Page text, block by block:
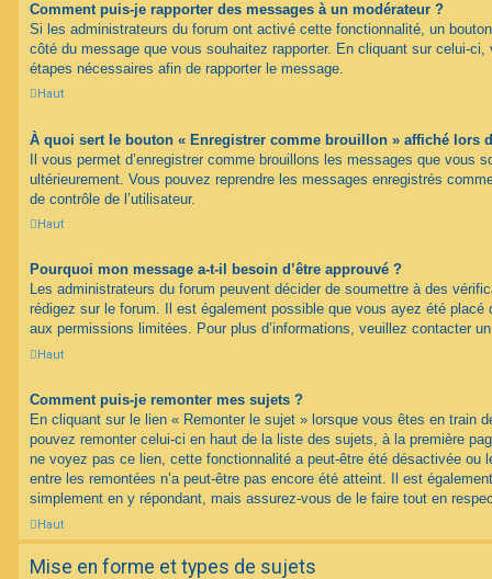
Comment puis-je rapporter des messages à un modérateur ?
Si les administrateurs du forum ont activé cette fonctionnalité, un
côté du message que vous souhaitez rapporter. En cliquant sur celui-
étapes nécessaires afin de rapporter le message.
Haut
À quoi sert le bouton « Enregistrer comme brouillon » affiché lors
Il vous permet d’enregistrer comme brouillons les messages que vous
ultérieurement. Vous pouvez reprendre les messages enregistrés
de contrôle de l’utilisateur.
Haut
Pourquoi mon message a-t-il besoin d’être approuvé ?
Les administrateurs du forum peuvent décider de soumettre à des
rédigez sur le forum. Il est également possible que vous ayez été placé
aux permissions limitées. Pour plus d’informations, veuillez contacter
Haut
Comment puis-je remonter mes sujets ?
En cliquant sur le lien « Remonter le sujet » lorsque vous êtes en train
pouvez remonter celui-ci en haut de la liste des sujets, à la première
ne voyez pas ce lien, cette fonctionnalité a peut-être été désactivée ou
entre les remontées n’a peut-être pas encore été atteint. Il est
simplement en y répondant, mais assurez-vous de le faire tout en
Haut
Mise en forme et types de sujets